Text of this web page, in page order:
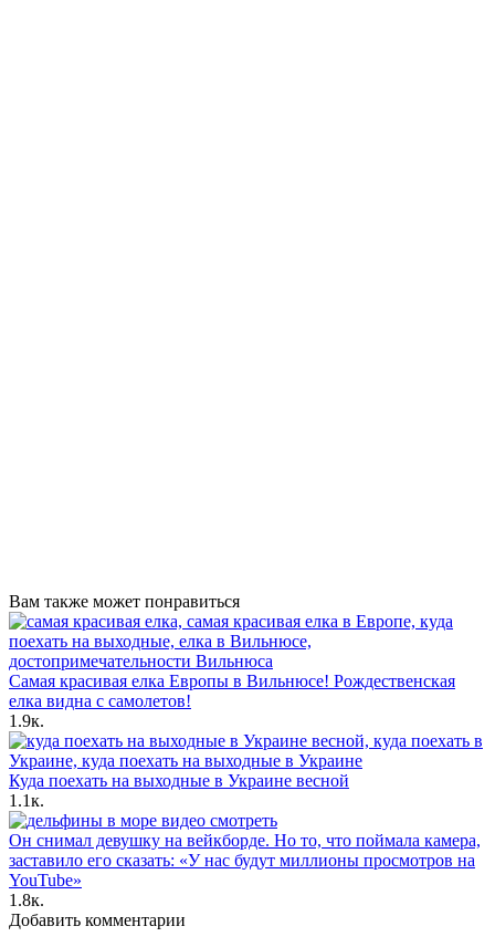
Вам также может понравиться
Самая красивая елка Европы в Вильнюсе! Рождественская
елка видна с самолетов!
1.9к.
Куда поехать на выходные в Украине весной
1.1к.
Он снимал девушку на вейкборде. Но то, что поймала камера,
заставило его сказать: «У нас будут миллионы просмотров на
YouTube»
1.8к.
Добавить комментарии